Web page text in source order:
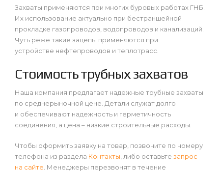
Захваты применяются при многих буровых работах ГНБ.
Их использование актуально при бестраншейной
прокладке газопроводов, водопроводов и канализаций.
Чуть реже такие зацепы применяются при
устройстве нефтепроводов и теплотрасс.
Стоимость трубных захватов
Наша компания предлагает надежные трубные захваты
по среднерыночной цене. Детали служат долго
и обеспечивают надежность и герметичность
соединения, а цена – низкие строительные расходы.
Чтобы оформить заявку на товар, позвоните по номеру
телефона из раздела Контакты , либо оставьте запрос
на сайте . Менеджеры перезвонят в течение